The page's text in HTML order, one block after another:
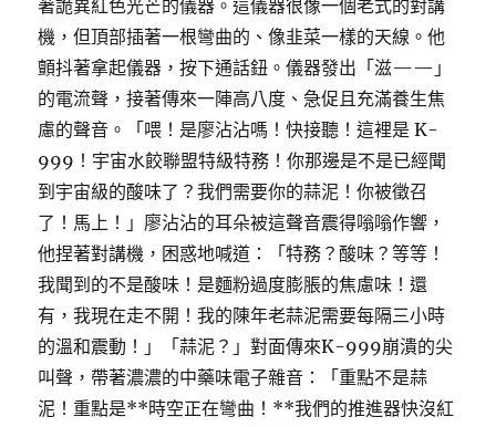
著詭異紅色光芒的儀器。這儀器很像一個老式的對講
機，但頂部插著一根彎曲的、像韭菜一樣的天線。他
顫抖著拿起儀器，按下通話鈕。儀器發出「滋——」
的電流聲，接著傳來一陣高八度、急促且充滿養生焦
慮的聲音。「喂！是廖沾沾嗎！快接聽！這裡是 K-
999！宇宙水餃聯盟特級特務！你那邊是不是已經聞
到宇宙級的酸味了？我們需要你的蒜泥！你被徵召
了！馬上！」廖沾沾的耳朵被這聲音震得嗡嗡作響，
他捏著對講機，困惑地喊道：「特務？酸味？等等！
我聞到的不是酸味！是麵粉過度膨脹的焦慮味！還
有，我現在走不開！我的陳年老蒜泥需要每隔三小時
的溫和震動！」「蒜泥？」對面傳來K-999崩潰的尖
叫聲，帶著濃濃的中藥味電子雜音：「重點不是蒜
泥！重點是**時空正在彎曲！**我們的推進器快沒紅